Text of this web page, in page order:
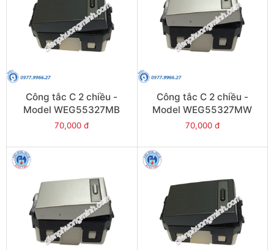
Công tắc C 2 chiều -
Model WEG55327MB
70,000 đ
Công tắc C 2 chiều -
Model WEG55327MW
70,000 đ